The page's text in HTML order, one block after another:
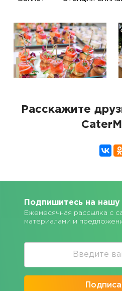
Расскажите
Подпишитесь на нашу
Ежемесячная рассылка с
материалами и